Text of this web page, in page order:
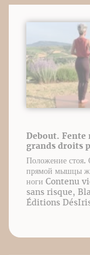
Debout. Fente
grands droits
Положение стоя.
прямой мышцы
ноги Contenu
sans risque,
Éditions